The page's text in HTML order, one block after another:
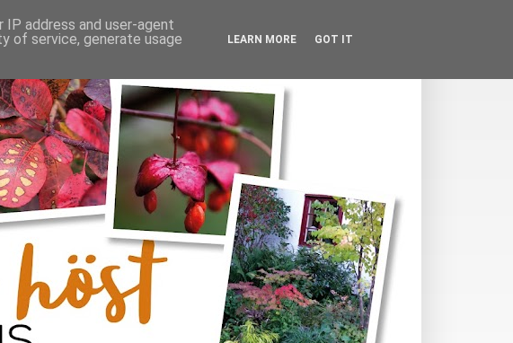
address and user-agent
of service, generate usage
LEARN MORE GOT IT